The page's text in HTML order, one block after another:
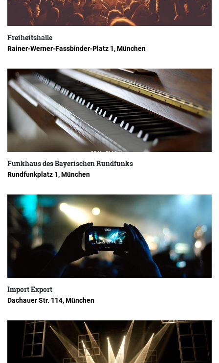
Freiheitshalle
Rainer-Werner-Fassbinder-Platz 1, München
Funkhaus des Bayerischen Rundfunks
Rundfunkplatz 1, München
Import Export
Dachauer Str. 114, München